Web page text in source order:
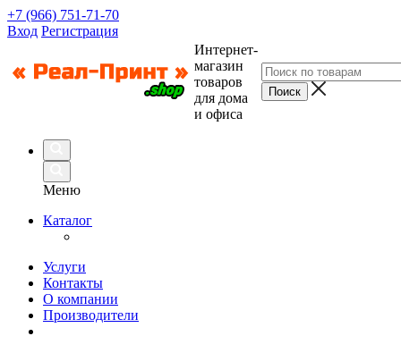
+7 (966) 751-71-70
Вход Регистрация
Интернет-
магазин
товаров
для дома
и офиса
Меню
Каталог
Услуги
Контакты
О компании
Производители